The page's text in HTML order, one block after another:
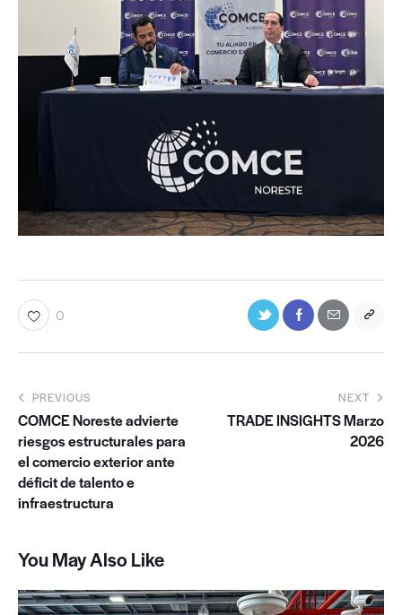
0
PREVIOUS
COMCE Noreste advierte
riesgos estructurales para
el comercio exterior ante
déficit de talento e
infraestructura
NEXT
TRADE INSIGHTS Marzo
2026
You May Also Like